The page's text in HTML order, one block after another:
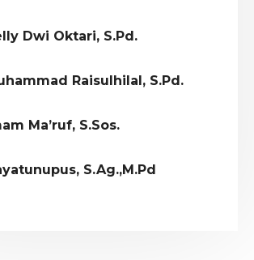
Dwi Oktari, S.Pd.
Raisulhilal, S.Pd.
Ma’ruf, S.Sos.
S.Ag.,M.Pd